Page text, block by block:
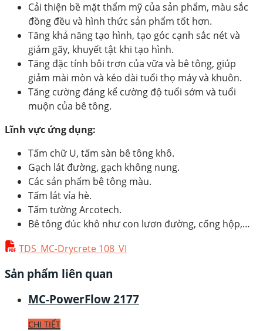
Cải thiện bề mặt thẩm mỹ của sản phẩm, màu sắc
đồng đều và hình thức sản phẩm tốt hơn.
Tăng khả năng tạo hình, tạo góc cạnh sắc nét và
giảm gãy, khuyết tật khi tạo hình.
Tăng đặc tính bôi trơn của vữa và bê tông, giúp
giảm mài mòn và kéo dài tuổi thọ máy và khuôn.
Tăng cường đáng kể cường độ tuổi sớm và tuổi
muộn của bê tông.
Lĩnh vực ứng dụng:
Tấm chữ U, tấm sàn bê tông khô.
Gạch lát đường, gạch không nung.
Các sản phẩm bê tông màu.
Tấm lát vỉa hè.
Tấm tường Arcotech.
Bê tông đúc khô như con lươn đường, cống hộp,…
TDS_MC-Drycrete 108_VI
Sản phẩm liên quan
MC-PowerFlow 2177
CHI TIẾT